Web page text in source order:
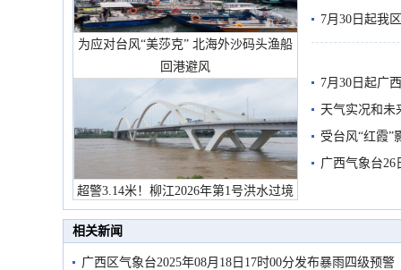
为应对台风“美莎克” 北海外沙码头渔船
回港避风
超警3.14米！柳江2026年第1号洪水过境
市民在堤岸见证汛况
7月30日起我
7月30日起广
天气实况和未
受台风“红霞”
有较强降雨
广西气象台26
相关新闻
广西区气象台2025年08月18日17时00分发布暴雨四级预警